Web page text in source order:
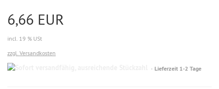
6,66 EUR
incl. 19 % USt
zzgl. Versandkosten
Sofort
Lieferzeit 1-2 Tage